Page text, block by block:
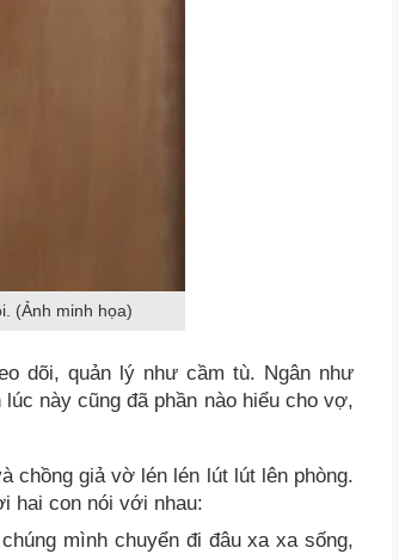
(Ảnh minh họa)
dõi, quản lý như cầm tù. Ngân như
này cũng đã phần nào hiểu cho vợ,
chồng giả vờ lén lén lút lút lên phòng.
hai con nói với nhau:
mình chuyển đi đâu xa xa sống,